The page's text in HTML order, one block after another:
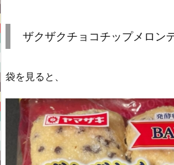
ザクザクチョコチップメロン
袋を見ると、